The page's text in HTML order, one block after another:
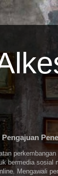
bermedia
Mengawali